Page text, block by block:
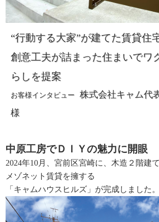
“行動する大家”が建てた賃貸住
創意工夫が詰まった住まいでワ
らしを提案
お客様インタビュー
株式会社キャム
様
中原工房でＤＩＹの魅力に開眼
2024年10月、宮前区宮崎に、木造２階建
メゾネット賃貸を擁する
「キャムハウスヒルズ」が完成しました。